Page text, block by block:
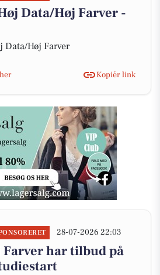
Data/Høj Farver -
Data/Høj Farver
Kopiér link
28-07-2026 22:03
har tilbud på